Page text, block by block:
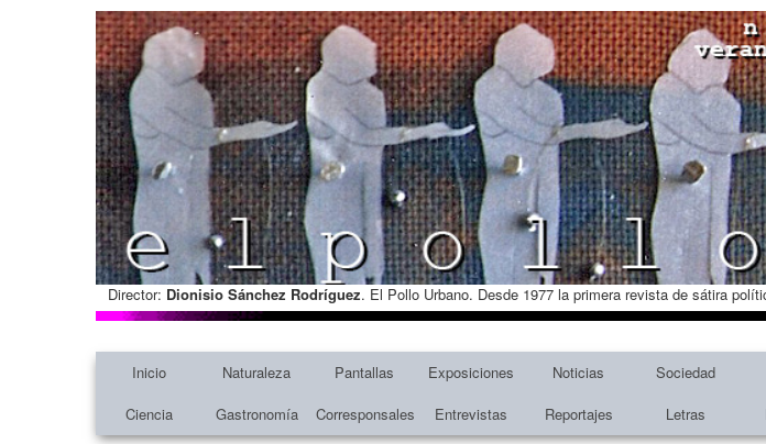
Director: Dionisio Sánchez Rodríguez. El Pollo Urbano. Desde 1977 la primera revista de sátira
Inicio Naturaleza Pantallas Exposiciones Noticias Sociedad
Ciencia
Gastronomía Corresponsales Entrevistas Reportajes Letras